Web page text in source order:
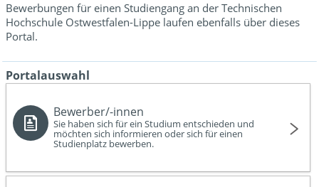
Bewerbungen für einen Studiengang an der Technischen
Hochschule Ostwestfalen-Lippe laufen ebenfalls über dieses
Portal.
Portalauswahl
Bewerber/-innen
Sie haben sich für ein Studium entschieden und
möchten sich informieren oder sich für einen
Studienplatz bewerben.